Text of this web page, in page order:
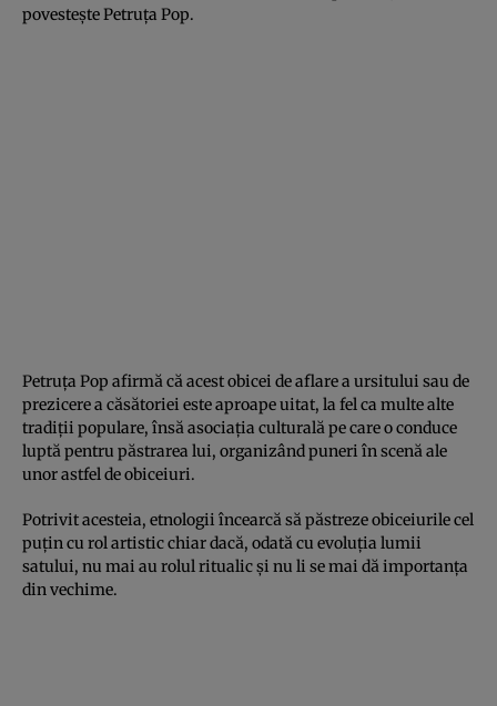
povesteşte Petruţa Pop.
Petruţa Pop afirmă că acest obicei de aflare a ursitului sau de
prezicere a căsătoriei este aproape uitat, la fel ca multe alte
tradiţii populare, însă asociaţia culturală pe care o conduce
luptă pentru păstrarea lui, organizând puneri în scenă ale
unor astfel de obiceiuri.
Potrivit acesteia, etnologii încearcă să păstreze obiceiurile cel
puţin cu rol artistic chiar dacă, odată cu evoluţia lumii
satului, nu mai au rolul ritualic şi nu li se mai dă importanţa
din vechime.